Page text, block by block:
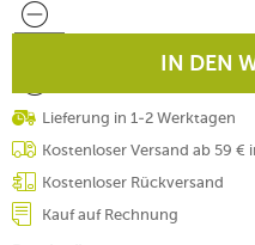
IN DEN
Lieferung in 1-2 Werktagen
Kostenloser Versand ab 59
Kostenloser Rückversand
Kauf auf Rechnung